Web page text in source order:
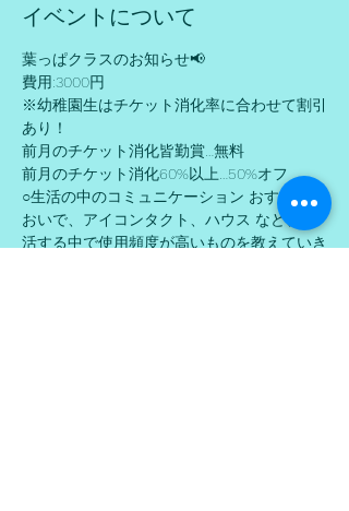
イベントについて
葉っぱクラスのお知らせ📢
費用:3000円
※幼稚園生はチケット消化率に合わせて割引
あり！
前月のチケット消化皆勤賞…無料
前月のチケット消化60%以上…50%オフ
○生活の中のコミュニケーション おすわり、
おいで、アイコンタクト、ハウス など、生
活する中で使用頻度が高いものを教えていき